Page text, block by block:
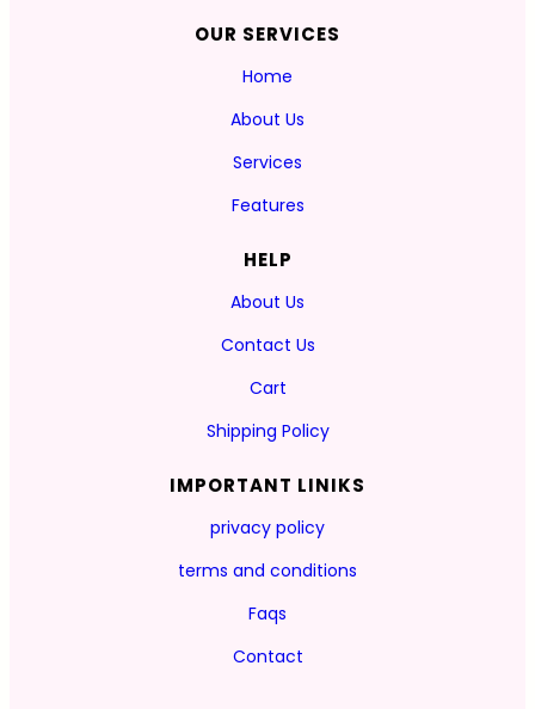
OUR SERVICES
Home
About Us
Services
Features
HELP
About Us
Contact Us
Cart
Shipping Policy
IMPORTANT LINIKS
privacy policy
terms and conditions
Faqs
Contact